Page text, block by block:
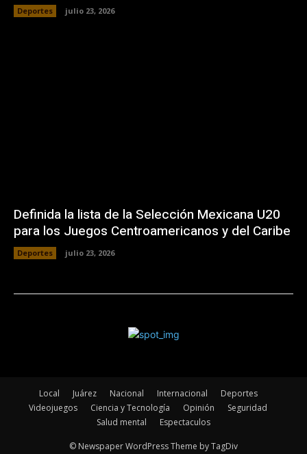
Deportes julio 23, 2026
Definida la lista de la Selección Mexicana U20
para los Juegos Centroamericanos y del Caribe
Deportes julio 23, 2026
Local Juárez Nacional Internacional
Deportes
Videojuegos
Ciencia y Tecnología Opinión
Seguridad
Salud mental
Espectaculos
© Newspaper WordPress Theme by TagDiv